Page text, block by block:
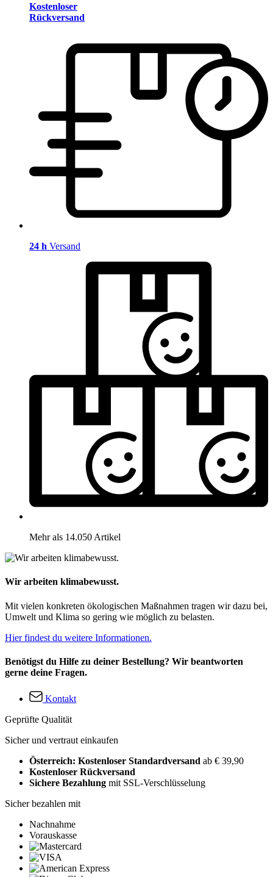
Kostenloser
Rückversand
24 h Versand
Mehr als 14.050 Artikel
Wir arbeiten klimabewusst.
Mit vielen konkreten ökologischen Maßnahmen tragen wir dazu bei,
Umwelt und Klima so gering wie möglich zu belasten.
Hier findest du weitere Informationen.
Benötigst du Hilfe zu deiner Bestellung? Wir beantworten
gerne deine Fragen.
Kontakt
Geprüfte Qualität
Sicher und vertraut einkaufen
Österreich: Kostenloser Standardversand ab € 39,90
Kostenloser Rückversand
Sichere Bezahlung mit SSL-Verschlüsselung
Sicher bezahlen mit
Nachnahme
Vorauskasse